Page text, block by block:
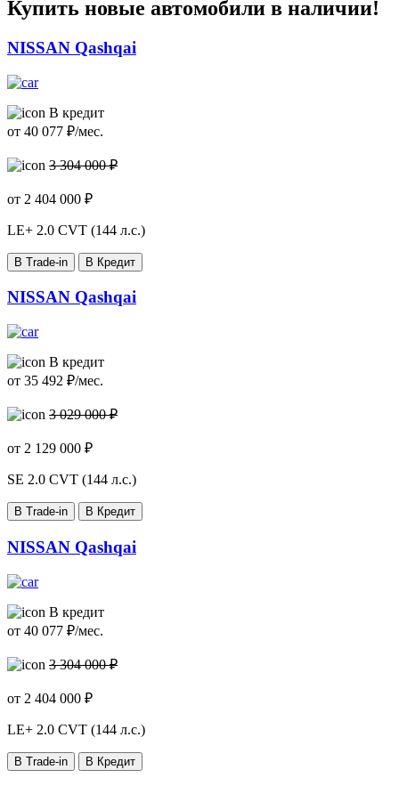
Купить новые автомобили в наличии!
NISSAN Qashqai
В кредит
от 40 077 ₽/мес.
3 304 000 ₽
от 2 404 000 ₽
LE+ 2.0 CVT (144 л.с.)
В Trade-in В Кредит
NISSAN Qashqai
В кредит
от 35 492 ₽/мес.
3 029 000 ₽
от 2 129 000 ₽
SE 2.0 CVT (144 л.с.)
В Trade-in В Кредит
NISSAN Qashqai
В кредит
от 40 077 ₽/мес.
3 304 000 ₽
от 2 404 000 ₽
LE+ 2.0 CVT (144 л.с.)
В Trade-in В Кредит